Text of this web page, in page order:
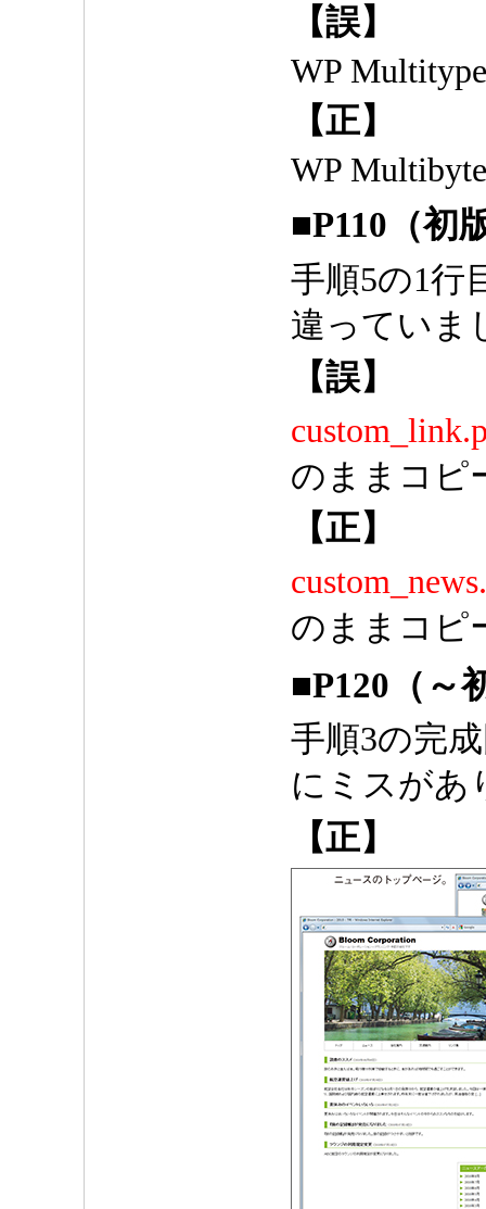
【誤】
WP
【正】
WP
■P110（初
手順5の1行
違っていま
【誤】
のままコピ
【正】
のままコピ
■P120（～
手順3の完
にミスがあ
【正】